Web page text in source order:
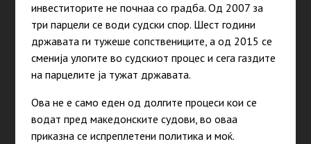
инвеститорите не почнаа со градба. Од 2007 за
три парцели се води судски спор. Шест години
државата ги тужеше сопствениците, а од 2015 се
сменија улогите во судскиот процес и сега газдите
на парцелите ја тужат државата.
Ова не е само еден од долгите процеси кои се
водат пред македонските судови, во оваа
приказна се испреплетени политика и моќ.